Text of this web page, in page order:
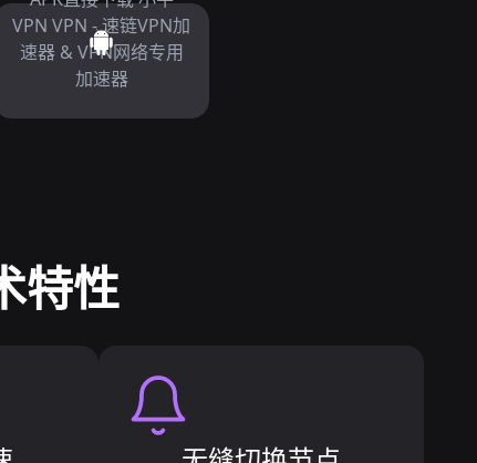
VPN VPN - 速链VPN加
速器 & VPN网络专用
加速器
特性